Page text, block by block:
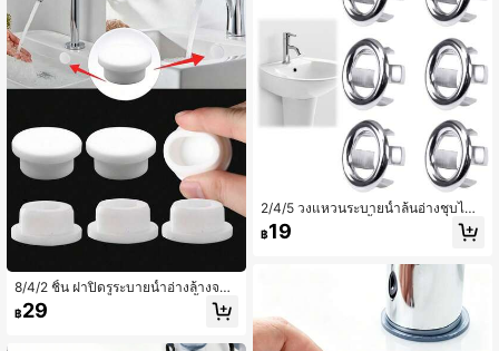
8/4/2 ชิ้น ฝาปิดรูระบายน้ำอ่างล้างจาน
พลาสติกสำหรับห้องครัว & ห้องน้ำ, อ่าง
อาบน้ำ Basinim ที่อุดท่อระบายน้ำ, วง
฿29
2/4/5 วงแหวนระบายน้ำล้นอ่างชุบไฟ
ฟ้า, ฝาปิดรูระบายน้ำล้นอ่างครัว, อุปกร
ณ์ห้องน้ำ - ติดตั้งง่าย, ตกแต่งช่องระบา
ห้องน้ำ, โรงแรม เป็นต้น
฿19